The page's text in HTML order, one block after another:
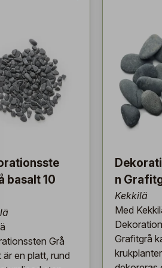
basalt 10
Grå
är en platt, rund
n
Kekkilä
Med
Grafitgrå